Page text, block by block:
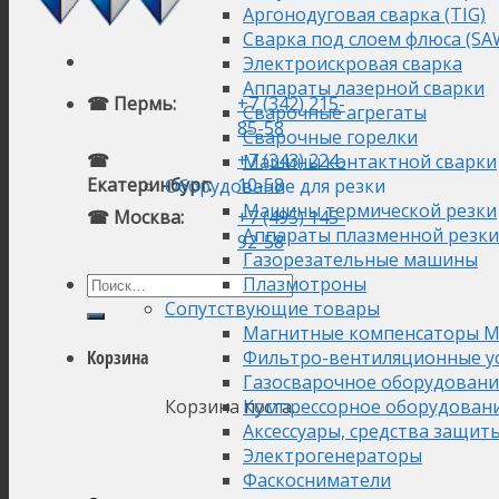
☎ Пермь:
+7 (342) 215-
85-58
☎
Екатеринбург:
+7 (343) 224-
10-58
☎ Москва:
+7 (495) 145-
92-58
Корзина
Корзина пуста.
Аргонодуговая сварка (TIG)
Сварка под слоем флюса
Электроискровая сварка
Аппараты лазерной сварки
Сварочные агрегаты
Сварочные горелки
Машины контактной сварки
Оборудование для резки
Машины термической резки
Аппараты плазменной резки
Газорезательные машины
Плазмотроны
Сопутствующие товары
Магнитные компенсаторы
Фильтро-вентиляционные
Газосварочное
Компрессорное
Аксессуары, средства
Электрогенераторы
Фаскосниматели